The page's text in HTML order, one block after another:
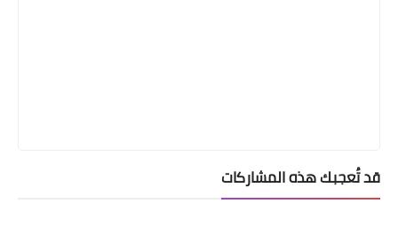
قد تُعجبك هذه المشاركات